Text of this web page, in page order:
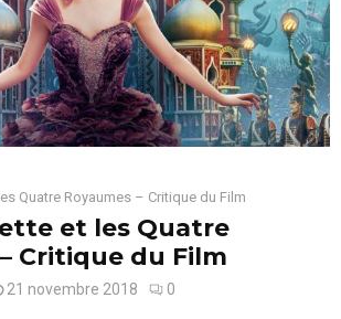
Quatre Royaumes – Critique du Film
et les Quatre
Critique du Film
21 novembre 2018 0